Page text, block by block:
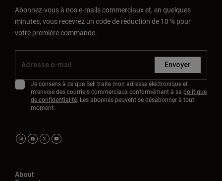
Abonnez-vous à nos e-mails commerciaux et, en quelques
minutes, vous recevrez un code de réduction de 10 % pour
votre première commande.
Envoyer
Je consens à ce que Bell traite mon adresse électronique et
m'envoie des courriels commerciaux conformément à sa politique
de confidentialité. Les abonnés peuvent se désabonner à tout
moment.
About